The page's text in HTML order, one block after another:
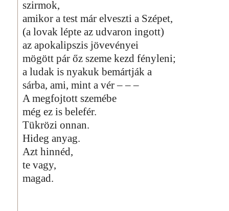
szirmok,
amikor a test már elveszti a Szépet,
(a lovak lépte az udvaron ingott)
az apokalipszis jövevényei
mögött pár őz szeme kezd fényleni;
a ludak is nyakuk bemártják a
sárba, ami, mint a vér – – –
A megfojtott szemébe
még ez is belefér.
Tükrözi onnan.
Hideg anyag.
Azt hinnéd,
te vagy,
magad.